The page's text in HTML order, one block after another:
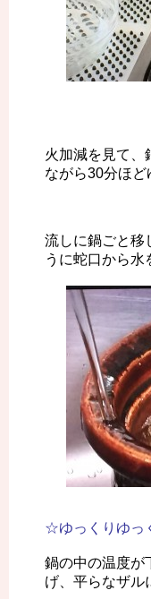
火加減を見て、
ながら30分ほど
流しに鍋ごと移
うに蛇口から水
☆ゆっくりゆっ
鍋の中の温度が
げ、平らなザル